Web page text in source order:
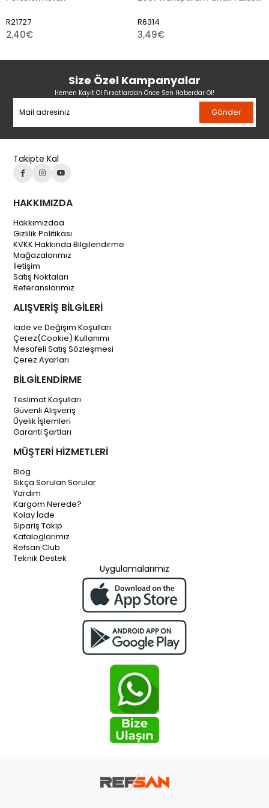
Size Özel Kampanyalar
Hemen Kayıt Ol Fırsatlardan Önce Sen Haberdar Ol!
Gönder
Takipte Kal
HAKKIMIZDA
Hakkımızdaa
Gizlilik Politikası
KVKK Hakkında Bilgilendirme
Mağazalarımız
İletişim
Satış Noktaları
Referanslarımız
ALIŞVERİŞ BİLGİLERİ
İade ve Değişim Koşulları
Çerez(Cookie) Kullanımı
Mesafeli Satış Sözleşmesi
Çerez Ayarları
BİLGİLENDİRME
Teslimat Koşulları
Güvenli Alışveriş
Üyelik İşlemleri
Garanti Şartları
MÜŞTERİ HİZMETLERİ
Blog
Sıkça Sorulan Sorular
Yardım
Kargom Nerede?
Kolay İade
Sipariş Takip
Kataloglarımız
Refsan Club
Teknik Destek
Uygulamalarımız